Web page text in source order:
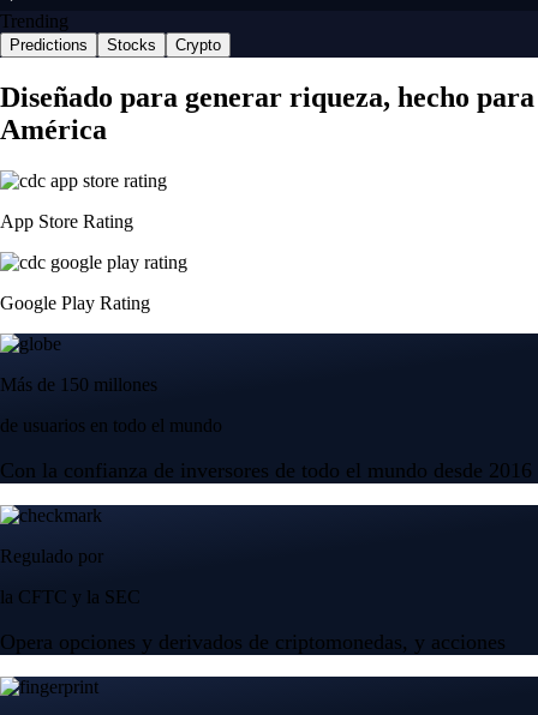
Trending
Predictions Stocks Crypto
Diseñado para generar riqueza, hecho para
América
App Store Rating
Google Play Rating
Más de 150 millones
de usuarios en todo el mundo
Con la confianza de inversores de todo el mundo desde 2016
Regulado por
la CFTC y la SEC
Opera opciones y derivados de criptomonedas, y acciones